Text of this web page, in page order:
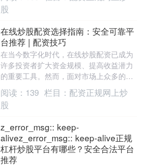
股
在线炒股配资选择指南：安全可靠平
台推荐 | 配资技巧
在当今数字化时代，在线炒股配资已成为
许多投资者扩大资金规模、提高收益潜力
的重要工具。然而，面对市场上众多的配
资平台正规股票配资，如何选择一个安全
可靠的平台，并掌....
阅读： 139 栏目： 配资正规网上炒
股
z_error_msg:: keep-
alivez_error_msg:: keep-alive正规
杠杆炒股平台有哪些？安全合法平台
推荐